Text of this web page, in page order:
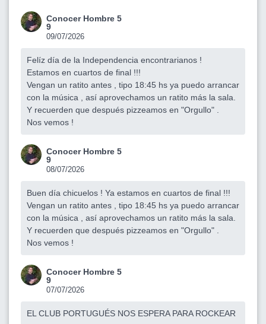
Conocer Hombre 5
9
09/07/2026
Felíz día de la Independencia encontrarianos !
Estamos en cuartos de final !!!
Vengan un ratito antes , tipo 18:45 hs ya puedo arrancar
con la música , así aprovechamos un ratito más la sala.
Y recuerden que después pizzeamos en "Orgullo" .
Nos vemos !
Conocer Hombre 5
9
08/07/2026
Buen día chicuelos ! Ya estamos en cuartos de final !!!
Vengan un ratito antes , tipo 18:45 hs ya puedo arrancar
con la música , así aprovechamos un ratito más la sala.
Y recuerden que después pizzeamos en "Orgullo" .
Nos vemos !
Conocer Hombre 5
9
07/07/2026
EL CLUB PORTUGUÉS NOS ESPERA PARA ROCKEAR